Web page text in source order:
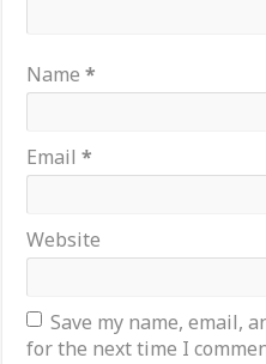
Name*
Email*
Website
Save my name, email,
for the next time I